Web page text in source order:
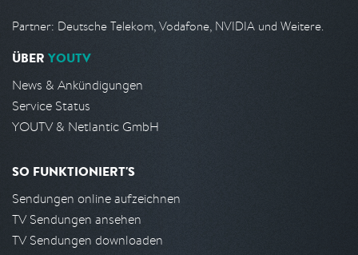
Partner: Deutsche Telekom, Vodafone, NVIDIA und Weitere.
ÜBER YOUTV
News & Ankündigungen
Service Status
YOUTV & Netlantic GmbH
SO FUNKTIONIERT'S
Sendungen online aufzeichnen
TV Sendungen ansehen
TV Sendungen downloaden